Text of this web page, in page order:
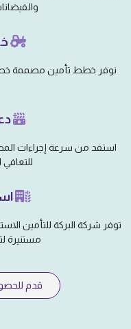
نوفر خطط تأمين مصممة
استفد من سرعة إجراءات
توفر شركة البركة للتأمين
مستنيرة
قدم